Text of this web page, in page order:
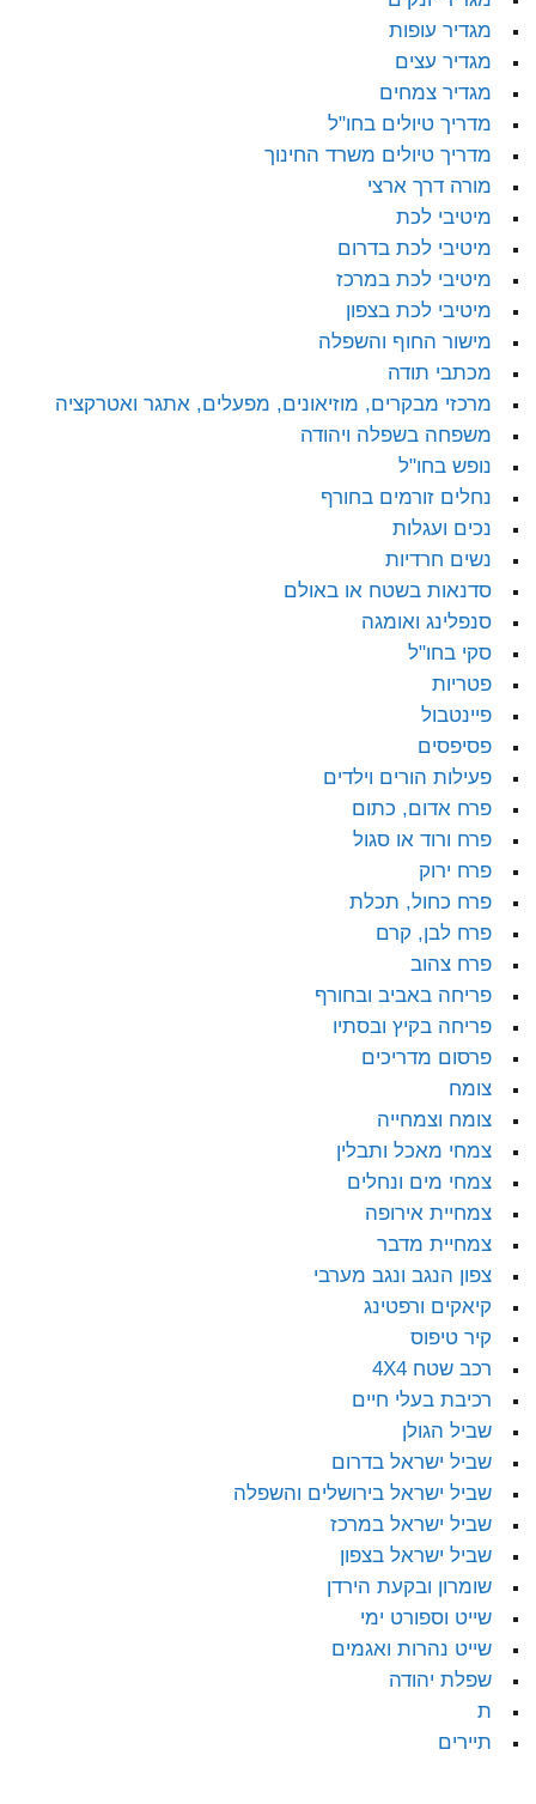
מגדיר עופות
מגדיר עצים
מגדיר צמחים
מדריך טיולים בחו"ל
מדריך טיולים משרד החינוך
מורה דרך ארצי
מיטיבי לכת
מיטיבי לכת בדרום
מיטיבי לכת במרכז
מיטיבי לכת בצפון
מישור החוף והשפלה
מכתבי תודה
מרכזי מבקרים, מוזיאונים, מפעלים, אתגר ואטרקציה
משפחה בשפלה ויהודה
נופש בחו"ל
נחלים זורמים בחורף
נכים ועגלות
נשים חרדיות
סדנאות בשטח או באולם
סנפלינג ואומגה
סקי בחו"ל
פטריות
פיינטבול
פסיפסים
פעילות הורים וילדים
פרח אדום, כתום
פרח ורוד או סגול
פרח ירוק
פרח כחול, תכלת
פרח לבן, קרם
פרח צהוב
פריחה באביב ובחורף
פריחה בקיץ ובסתיו
פרסום מדריכים
צומח
צומח וצמחייה
צמחי מאכל ותבלין
צמחי מים ונחלים
צמחיית אירופה
צמחיית מדבר
צפון הנגב ונגב מערבי
קיאקים ורפטינג
קיר טיפוס
רכב שטח 4X4
רכיבת בעלי חיים
שביל הגולן
שביל ישראל בדרום
שביל ישראל בירושלים והשפלה
שביל ישראל במרכז
שביל ישראל בצפון
שומרון ובקעת הירדן
שייט וספורט ימי
שייט נהרות ואגמים
שפלת יהודה
ת
תיירים